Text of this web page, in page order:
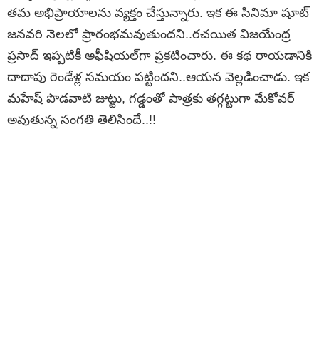
తమ అభిప్రాయాలను వ్యక్తం చేస్తున్నారు. ఇక ఈ సినిమా షూట్
జనవరి నెలలో ప్రారంభమవుతుందని..రచయిత విజయేంద్ర
ప్రసాద్ ఇప్పటికీ అఫీషియల్‌గా ప్రకటించారు. ఈ కథ రాయడానికి
దాదాపు రెండేళ్ల సమయం పట్టిందని..ఆయన వెల్లడించాడు. ఇక
మహేష్ పొడవాటి జుట్టు, గడ్డంతో పాత్రకు తగ్గట్టుగా మేకోవర్
అవుతున్న సంగతి తెలిసిందే..!!